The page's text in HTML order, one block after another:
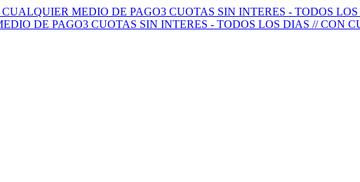
MEDIO DE PAGO3 CUOTAS SIN INTERES - TODOS
DE PAGO3 CUOTAS SIN INTERES - TODOS LOS DIAS // CON